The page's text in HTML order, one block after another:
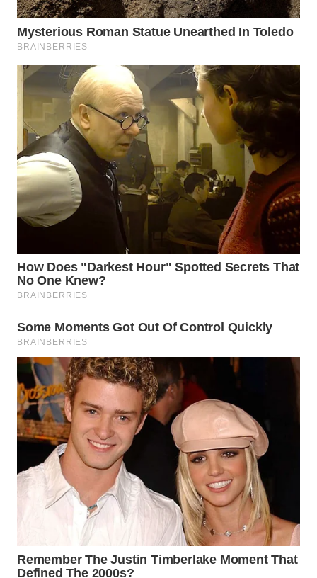
WN
PURWAKARTA
PRIANGAN
WN
SEMARANG
WN
SOLO
WN
BOROBUDUR
MADURA
WN
SURABAYA
WN
NATUNA
WN
BINTAN
WN